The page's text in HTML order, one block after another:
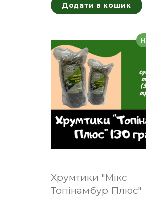
Додати в кошик
Хрумтики "Мікс
Топінамбур Плюс"